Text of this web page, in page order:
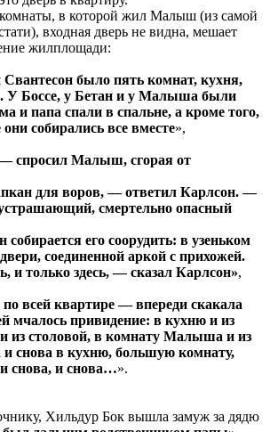
комнаты, в которой жил Малыш (из самой
входная дверь не видна, мешает
жилплощади:
было пять комнат, кухня,
У Боссе, у Бетан и у Малыша были
и папа спали в спальне, а кроме того,
собирались все вместе»,
спросил Малыш, сгорая от
для воров, — ответил Карлсон. —
смертельно опасный
собирается его соорудить: в узеньком
соединенной аркой с прихожей.
и только здесь, — сказал Карлсон»,
всей квартире — впереди скакала
мчалось привидение: в кухню и из
из столовой, в комнату Малыша и из
снова в кухню, большую комнату,
снова, и снова…».
Хильдур Бок вышла замуж за дядю